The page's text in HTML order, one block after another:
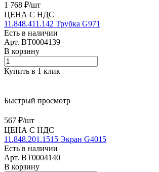
1 768 ₽/шт
ЦЕНА С НДС
11.848.411.142 Трубка G971
Есть в наличии
Арт. BT0004139
В корзину
Купить в 1 клик
Быстрый просмотр
567 ₽/шт
ЦЕНА С НДС
11.848.201.1515 Экран G4015
Есть в наличии
Арт. BT0004140
В корзину